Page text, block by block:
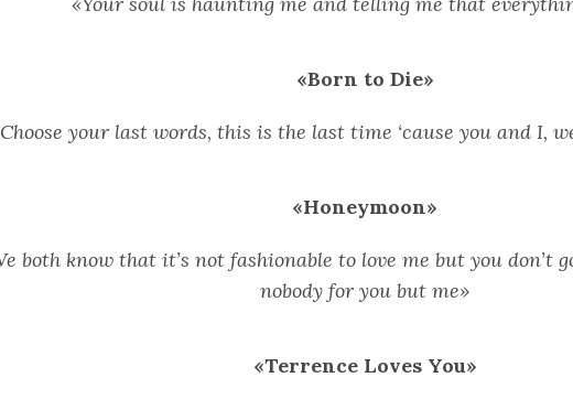
«Born to Die»
your last words, this is the last time ‘cause you and I,
«Honeymoon»
both know that it’s not fashionable to love me but you don’t
nobody for you but me»
«Terrence Loves You»